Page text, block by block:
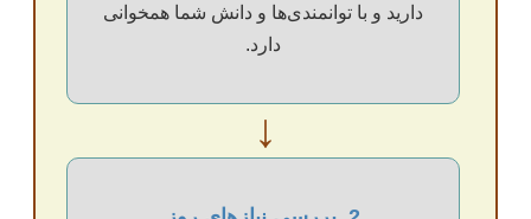
دارید و با توانمندی‌ها و دانش شما همخوانی
دارد.
↓